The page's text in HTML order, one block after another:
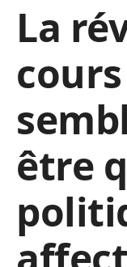
La
être